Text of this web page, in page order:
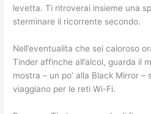
levetta. Ti ritroverai insieme una
sterminare il ricorrente secondo.
Nell’eventualita che sei caloroso
Tinder affinche all’alcol, guarda il
mostra – un po’ alla Black Mirror –
viaggiano per le reti Wi-Fi.